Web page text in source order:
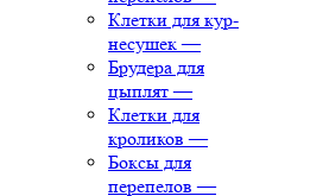
Клетки для кур-
несушек —
Брудера для
цыплят —
Клетки для
кроликов —
Боксы для
перепелов —